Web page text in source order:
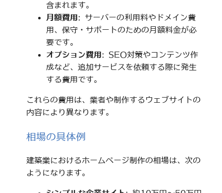
含まれます。
月額費用: サーバーの利用料やドメイン費
用、保守・サポートのための月額料金が必
要です。
オプション費用: SEO対策やコンテンツ作
成など、追加サービスを依頼する際に発生
する費用です。
これらの費用は、業者や制作するウェブサイトの
内容により異なります。
相場の具体例
建築業におけるホームページ制作の相場は、次の
ようになります。